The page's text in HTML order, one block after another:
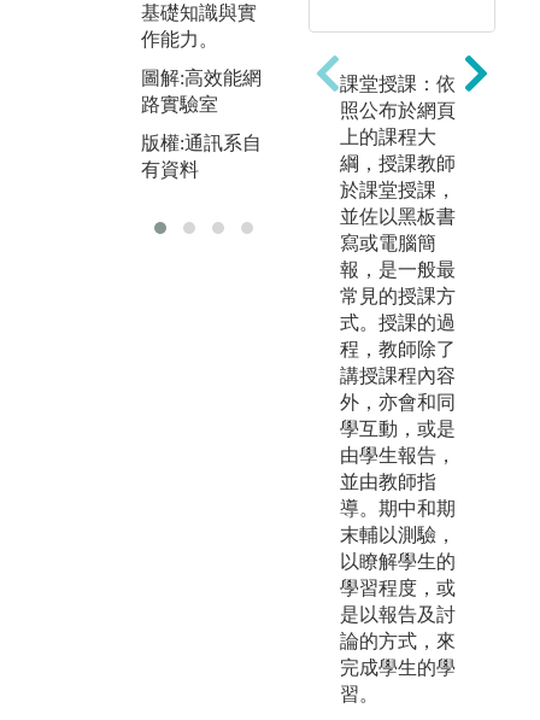
基礎知識與實
作能力。
圖解:高效能網
路實驗室
版權:通訊系自
有資料
索自己未來職
涯。
圖解:通訊系企
業參訪
版權:通訊系自
有資料
課堂授課：依
照公布於網頁
上的課程大
綱，授課教師
於課堂授課，
並佐以黑板書
寫或電腦簡
報，是一般最
常見的授課方
式。授課的過
程，教師除了
講授課程內容
外，亦會和同
學互動，或是
由學生報告，
並由教師指
導。期中和期
末輔以測驗，
以瞭解學生的
學習程度，或
是以報告及討
論的方式，來
完成學生的學
習。